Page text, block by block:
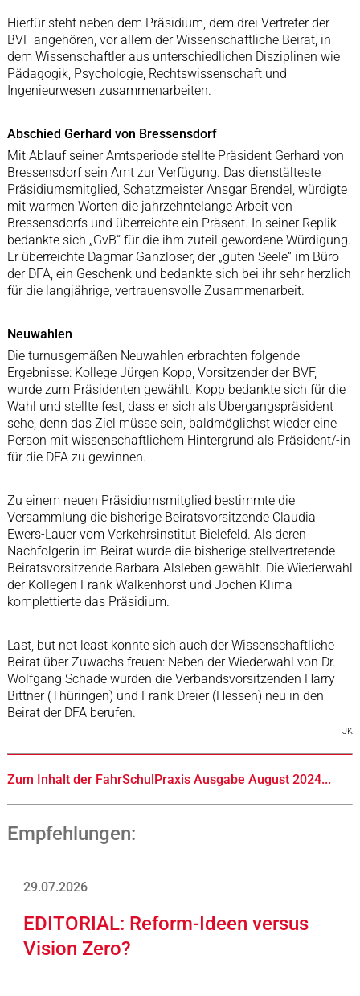
Hierfür steht neben dem Präsidium, dem drei Vertreter der
BVF angehören, vor allem der Wissenschaftliche Beirat, in
dem Wissenschaftler aus unterschiedlichen Disziplinen wie
Pädagogik, Psychologie, Rechtswissenschaft und
Ingenieurwesen zusammenarbeiten.
Abschied Gerhard von Bressensdorf
Mit Ablauf seiner Amtsperiode stellte Präsident Gerhard von
Bressensdorf sein Amt zur Verfügung. Das dienstälteste
Präsidiumsmitglied, Schatzmeister Ansgar Brendel, würdigte
mit warmen Worten die jahrzehntelange Arbeit von
Bressensdorfs und überreichte ein Präsent. In seiner Replik
bedankte sich „GvB“ für die ihm zuteil gewordene Würdigung.
Er überreichte Dagmar Ganzloser, der „guten Seele“ im Büro
der DFA, ein Geschenk und bedankte sich bei ihr sehr herzlich
für die langjährige, vertrauensvolle Zusammenarbeit.
Neuwahlen
Die turnusgemäßen Neuwahlen erbrachten folgende
Ergebnisse: Kollege Jürgen Kopp, Vorsitzender der BVF,
wurde zum Präsidenten gewählt. Kopp bedankte sich für die
Wahl und stellte fest, dass er sich als Übergangspräsident
sehe, denn das Ziel müsse sein, baldmöglichst wieder eine
Person mit wissenschaftlichem Hintergrund als Präsident/-in
für die DFA zu gewinnen.
Zu einem neuen Präsidiumsmitglied bestimmte die
Versammlung die bisherige Beiratsvorsitzende Claudia
Ewers-Lauer vom Verkehrsinstitut Bielefeld. Als deren
Nachfolgerin im Beirat wurde die bisherige stellvertretende
Beiratsvorsitzende Barbara Alsleben gewählt. Die Wiederwahl
der Kollegen Frank Walkenhorst und Jochen Klima
komplettierte das Präsidium.
Last, but not least konnte sich auch der Wissenschaftliche
Beirat über Zuwachs freuen: Neben der Wiederwahl von Dr.
Wolfgang Schade wurden die Verbandsvorsitzenden Harry
Bittner (Thüringen) und Frank Dreier (Hessen) neu in den
Beirat der DFA berufen.
JK
Zum Inhalt der FahrSchulPraxis Ausgabe August 2024...
Empfehlungen:
29.07.2026
EDITORIAL: Reform-Ideen versus
Vision Zero?